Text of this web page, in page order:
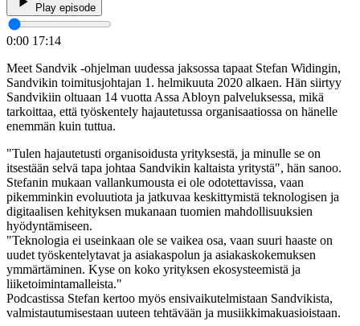
Play episode
0:00 17:14
Meet Sandvik -ohjelman uudessa jaksossa tapaat Stefan Widingin,
Sandvikin toimitusjohtajan 1. helmikuuta 2020 alkaen. Hän siirtyy
Sandvikiin oltuaan 14 vuotta Assa Abloyn palveluksessa, mikä
tarkoittaa, että työskentely hajautetussa organisaatiossa on hänelle
enemmän kuin tuttua.
"Tulen hajautetusti organisoidusta yrityksestä, ja minulle se on
itsestään selvä tapa johtaa Sandvikin kaltaista yritystä", hän sanoo.
Stefanin mukaan vallankumousta ei ole odotettavissa, vaan
pikemminkin evoluutiota ja jatkuvaa keskittymistä teknologisen ja
digitaalisen kehityksen mukanaan tuomien mahdollisuuksien
hyödyntämiseen.
"Teknologia ei useinkaan ole se vaikea osa, vaan suuri haaste on
uudet työskentelytavat ja asiakaspolun ja asiakaskokemuksen
ymmärtäminen. Kyse on koko yrityksen ekosysteemistä ja
liiketoimintamalleista."
Podcastissa Stefan kertoo myös ensivaikutelmistaan Sandvikista,
valmistautumisestaan uuteen tehtävään ja musiikkimakuasioistaan.